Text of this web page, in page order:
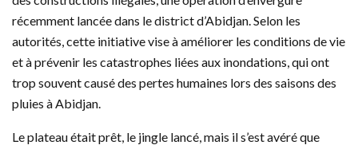
récemment lancée dans le district d’Abidjan. Selon les
autorités, cette initiative vise à améliorer les conditions de vie
et à prévenir les catastrophes liées aux inondations, qui ont
trop souvent causé des pertes humaines lors des saisons des
pluies à Abidjan.
Le plateau était prêt, le jingle lancé, mais il s’est avéré que